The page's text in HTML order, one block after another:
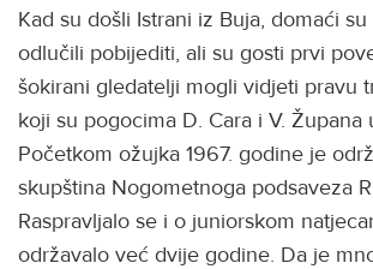
Kad su došli Istrani iz Buja, domaći
odlučili pobijediti, ali su gosti prvi
šokirani gledatelji mogli vidjeti pravu
koji su pogocima D. Cara i V. Župana
Početkom ožujka 1967. godine je
skupština Nogometnoga podsaveza
Raspravljalo se i o juniorskom
održavalo već dvije godine. Da je